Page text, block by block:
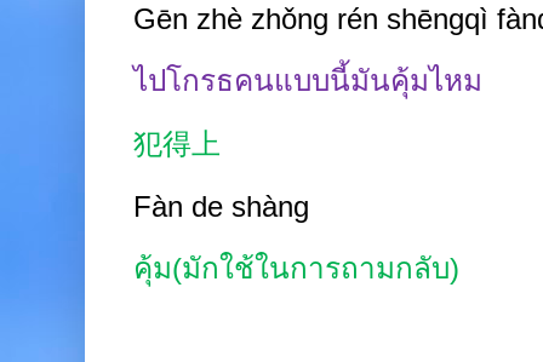
Gēn zhè zhǒng rén shēngqì
ไปโกรธคนแบบนี้มันคุ้มไหม
犯得上
Fàn de shàng
คุ้ม(มักใช้ในการถามกลับ)